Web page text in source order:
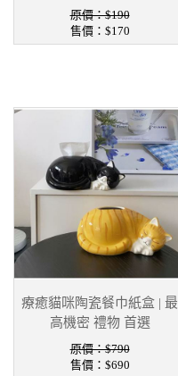
原價：$190
售價： $170
療癒貓咪陶瓷餐巾紙盒 | 最
高機密 禮物 首選
原價：$790
售價： $690